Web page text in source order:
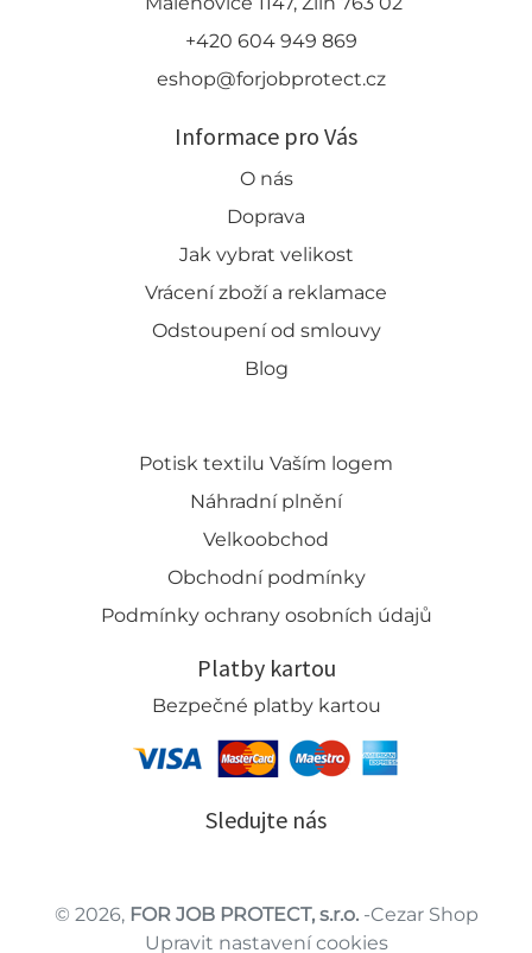
+420 604 949 869
eshop@forjobprotect.cz
Informace pro Vás
O nás
Doprava
Jak vybrat velikost
Vrácení zboží a reklamace
Odstoupení od smlouvy
Blog
Potisk textilu Vaším logem
Náhradní plnění
Velkoobchod
Obchodní podmínky
Podmínky ochrany osobních údajů
Platby kartou
Bezpečné platby kartou
Sledujte nás
© 2026, FOR JOB PROTECT, s.r.o.-Cezar Shop
Upravit nastavení cookies